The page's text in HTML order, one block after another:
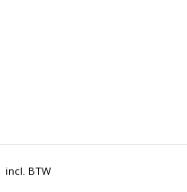
incl. BTW